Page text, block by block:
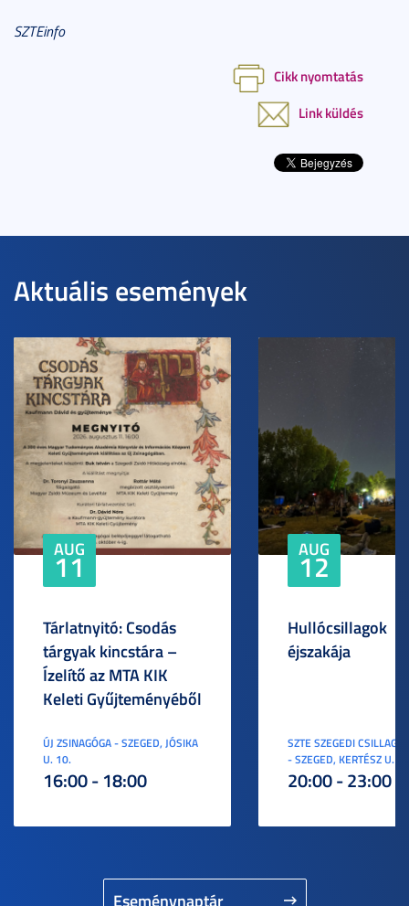
SZTEinfo
Cikk nyomtatás
Link küldés
Aktuális események
Eseménynaptár
AUG
11
Tárlatnyitó: Csodás
tárgyak kincstára –
Ízelítő az MTA KIK
Keleti Gyűjteményéből
ÚJ ZSINAGÓGA - SZEGED, JÓSIKA
U. 10.
16:00 - 18:00
AUG
12
Hullócsillagok
éjszakája
SZTE SZEGEDI
- SZEGED, KERTÉSZ U. 3.
20:00 - 23:00